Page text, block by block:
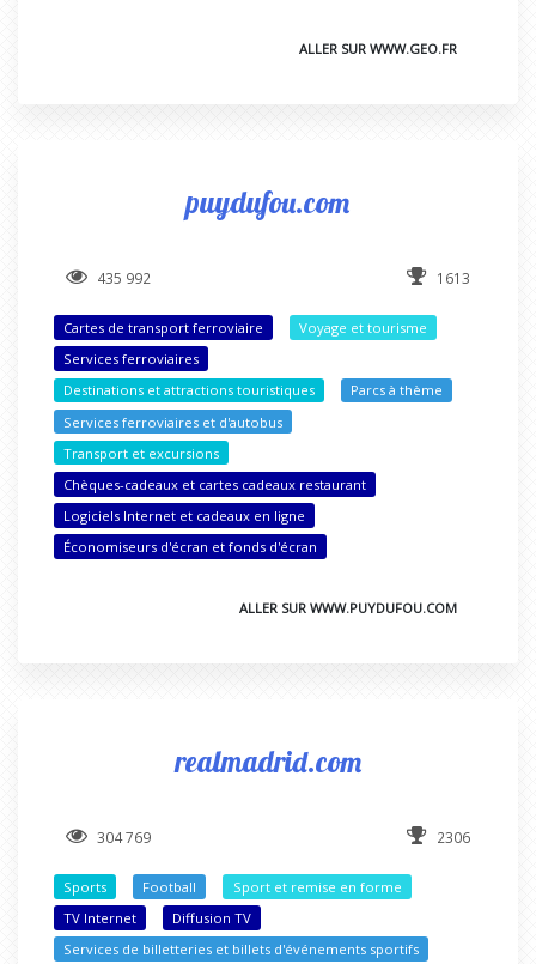
ALLER SUR WWW.GEO.FR
puydufou.com
435 992 1613
Cartes de transport ferroviaire
Voyage et tourisme
Services ferroviaires
Destinations et attractions touristiques
Parcs à thème
Services ferroviaires et d'autobus
Transport et excursions
Chèques-cadeaux et cartes cadeaux restaurant
Logiciels Internet et cadeaux en ligne
Économiseurs d'écran et fonds d'écran
ALLER SUR WWW.PUYDUFOU.COM
realmadrid.com
304 769 2306
Sports Football
Sport et remise en forme
TV Internet
Diffusion TV
Services de billetteries et billets d'événements sportifs